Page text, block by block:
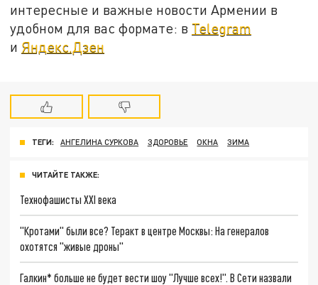
интересные и важные новости Армении в
удобном для вас формате: в Telegram
и Яндекс.Дзен
ТЕГИ: АНГЕЛИНА СУРКОВА ЗДОРОВЬЕ ОКНА ЗИМА
ЧИТАЙТЕ ТАКЖЕ:
Технофашисты XXI века
"Кротами" были все? Теракт в центре Москвы: На генералов
охотятся "живые дроны"
Галкин* больше не будет вести шоу "Лучше всех!". В Сети назвали